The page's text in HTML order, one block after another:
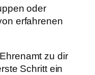
oder
erfahrenen
zu dir
Schritt ein